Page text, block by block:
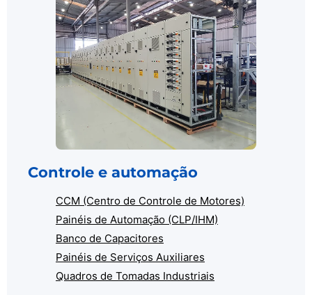
Controle e automação
CCM (Centro de Controle de Motores)
Painéis de Automação (CLP/IHM)
Banco de Capacitores
Painéis de Serviços Auxiliares
Quadros de Tomadas Industriais